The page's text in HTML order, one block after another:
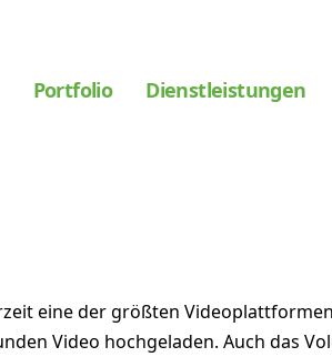
Portfolio Dienstleistungen
eine der größten
Video hochgeladen. Auch das